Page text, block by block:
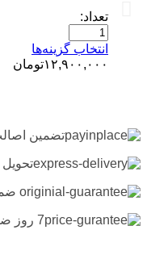
تعداد:
انتخاب گزینه‌ها
۱۲,۹۰۰,۰۰۰تومان
تضمین
7 روز ضمانت بازگشت